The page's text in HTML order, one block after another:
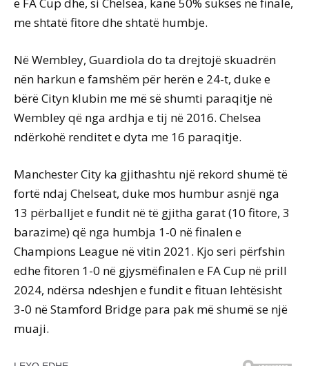
e FA Cup dhe, si Chelsea, kanë 50% sukses në finale,
me shtatë fitore dhe shtatë humbje.
Në Wembley, Guardiola do ta drejtojë skuadrën
nën harkun e famshëm për herën e 24-t, duke e
bërë Cityn klubin me më së shumti paraqitje në
Wembley që nga ardhja e tij në 2016. Chelsea
ndërkohë renditet e dyta me 16 paraqitje.
Manchester City ka gjithashtu një rekord shumë të
fortë ndaj Chelseat, duke mos humbur asnjë nga
13 përballjet e fundit në të gjitha garat (10 fitore, 3
barazime) që nga humbja 1-0 në finalen e
Champions League në vitin 2021. Kjo seri përfshin
edhe fitoren 1-0 në gjysmëfinalen e FA Cup në prill
2024, ndërsa ndeshjen e fundit e fituan lehtësisht
3-0 në Stamford Bridge para pak më shumë se një
muaji.